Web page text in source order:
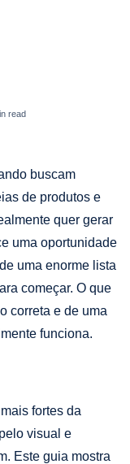
read
buscam
de produtos e
quer gerar
uma oportunidade
uma enorme lista
começar. O que
correta e de uma
funciona.
fortes da
visual e
Este guia mostra